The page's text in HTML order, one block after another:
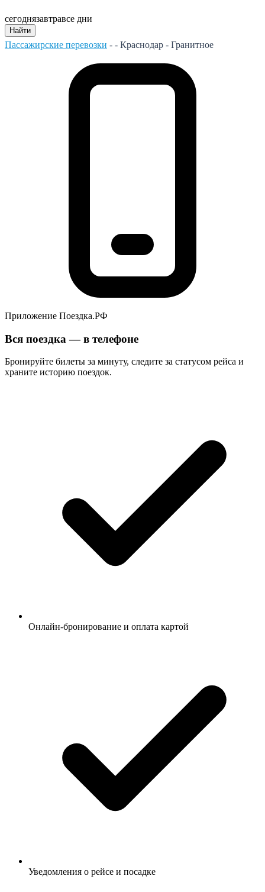
сегоднязавтравсе дни
Найти
Пассажирские перевозки - - Краснодар - Гранитное
Приложение Поездка.РФ
Вся поездка — в телефоне
Бронируйте билеты за минуту, следите за статусом рейса и
храните историю поездок.
Онлайн-бронирование и оплата картой
Уведомления о рейсе и посадке